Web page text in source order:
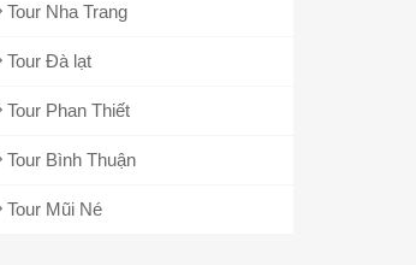
Tour Nha Trang
Tour Đà lạt
Tour Phan Thiết
Tour Bình Thuận
Tour Mũi Né